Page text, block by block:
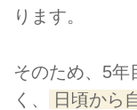
ります。
そのため、5年
く、
日頃から